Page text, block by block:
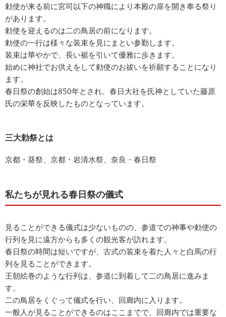
勅使が来る前に宮司以下の神職により本殿の扉を開き奉る祭り
があります。
勅使を迎えるのは二の鳥居の前になります。
勅使の一行は様々な装束を見にまとい参勤します。
装束は華やかで、長い裾を引いて優雅に歩きます。
始めに神社でお供えをして勅使のお祓いを祈願することになり
ます。
春日祭の創始は850年とされ、春日大社を氏神としていた藤原
氏の栄華を反映したものとなっています。
三大勅祭とは
京都・葵祭、京都・岩清水祭、奈良・春日祭
私たちが見れる春日祭の儀式
見ることができる儀式は少ないものの、参道での神事や勅使の
行列を見に遠方からも多くの観光客が訪れます。
春日祭の時間は短いですが、古式の装束を着た人々と白馬の行
列を見ることができます。
王朝絵巻のような行列は、参道に到着して二の鳥居に進みま
す。
二の鳥居をくぐって儀式を行い、回廊内に入ります。
一般人が見ることができるのはここまでで、回廊内では重要な